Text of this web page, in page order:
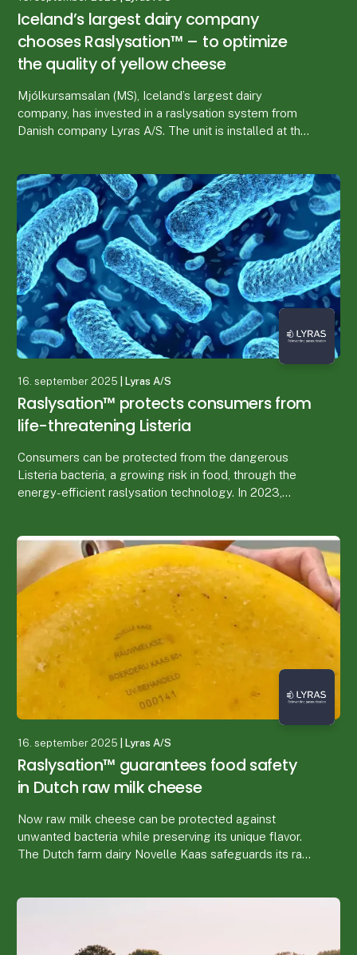
Iceland’s largest dairy company
chooses Raslysation™ – to optimize
the quality of yellow cheese
Mjólkursamsalan (MS), Iceland’s largest dairy
company, has invested in a raslysation system from
Danish company Lyras A/S. The unit is installed at the
16. september 2025 | Lyras A/S
Raslysation™ protects consumers from
life-threatening Listeria
Consumers can be protected from the dangerous
Listeria bacteria, a growing risk in food, through the
energy-efficient raslysation technology. In 2023,
16. september 2025 | Lyras A/S
Raslysation™ guarantees food safety
in Dutch raw milk cheese
Now raw milk cheese can be protected against
unwanted bacteria while preserving its unique flavor.
The Dutch farm dairy Novelle Kaas safeguards its raw